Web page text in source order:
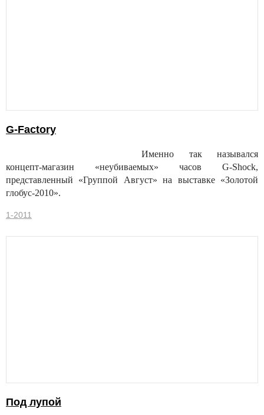
G-Factory
Именно так назывался
концепт-магазин «неубиваемых» часов G-Shock,
представленный «Группой Август» на выставке «Золотой
глобус-2010».
1-2011
Под лупой